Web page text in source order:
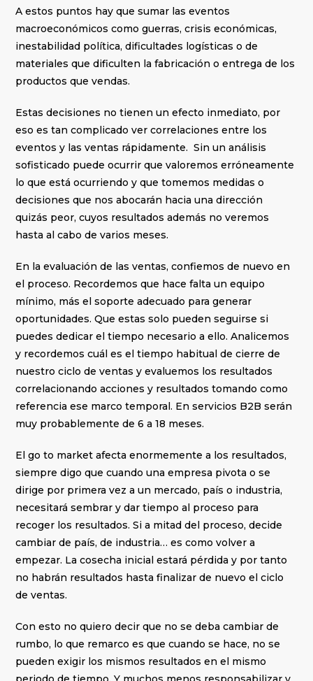
A estos puntos hay que sumar las eventos
macroeconómicos como guerras, crisis económicas,
inestabilidad política, dificultades logísticas o de
materiales que dificulten la fabricación o entrega de los
productos que vendas.
Estas decisiones no tienen un efecto inmediato, por
eso es tan complicado ver correlaciones entre los
eventos y las ventas rápidamente. Sin un análisis
sofisticado puede ocurrir que valoremos erróneamente
lo que está ocurriendo y que tomemos medidas o
decisiones que nos abocarán hacia una dirección
quizás peor, cuyos resultados además no veremos
hasta al cabo de varios meses.
En la evaluación de las ventas, confiemos de nuevo en
el proceso. Recordemos que hace falta un equipo
mínimo, más el soporte adecuado para generar
oportunidades. Que estas solo pueden seguirse si
puedes dedicar el tiempo necesario a ello. Analicemos
y recordemos cuál es el tiempo habitual de cierre de
nuestro ciclo de ventas y evaluemos los resultados
correlacionando acciones y resultados tomando como
referencia ese marco temporal. En servicios B2B serán
muy probablemente de 6 a 18 meses.
El go to market afecta enormemente a los resultados,
siempre digo que cuando una empresa pivota o se
dirige por primera vez a un mercado, país o industria,
necesitará sembrar y dar tiempo al proceso para
recoger los resultados. Si a mitad del proceso, decide
cambiar de país, de industria… es como volver a
empezar. La cosecha inicial estará pérdida y por tanto
no habrán resultados hasta finalizar de nuevo el ciclo
de ventas.
Con esto no quiero decir que no se deba cambiar de
rumbo, lo que remarco es que cuando se hace, no se
pueden exigir los mismos resultados en el mismo